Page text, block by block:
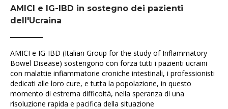
AMICI e IG-IBD in sostegno dei pazienti
dell'Ucraina
AMICI e IG-IBD (Italian Group for the study of Inflammatory
Bowel Disease) sostengono con forza tutti i pazienti ucraini
con malattie infiammatorie croniche intestinali, i professionisti
dedicati alle loro cure, e tutta la popolazione, in questo
momento di estrema difficoltà, nella speranza di una
risoluzione rapida e pacifica della situazione